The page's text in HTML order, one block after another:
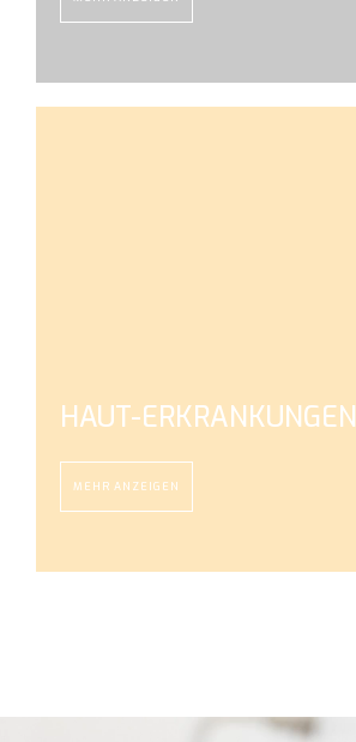
HAUT-ERKRANKUNGEN
MEHR ANZEIGEN